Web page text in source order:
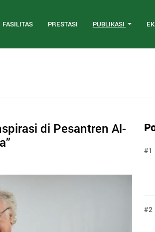
FASILITAS PRESTASI PUBLIKASI
di Pesantren Al-
#1
#2